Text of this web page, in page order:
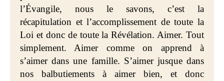
l’Évangile, nous le savons, c’est la
récapitulation et l’accomplissement de toute la
Loi et donc de toute la Révélation. Aimer. Tout
simplement. Aimer comme on apprend à
s’aimer dans une famille. S’aimer jusque dans
nos balbutiements à aimer bien, et donc